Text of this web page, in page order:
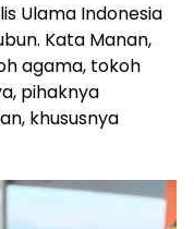
Ulama Indonesia
Kata Manan,
agama, tokoh
pihaknya
khususnya